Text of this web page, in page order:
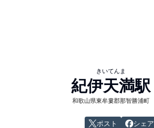
きいてんま
紀伊天満駅
和歌山県東牟婁郡那智勝浦町
ポスト シェア